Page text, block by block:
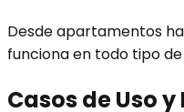
Desde apartamentos
funciona en todo tipo
Casos de Uso